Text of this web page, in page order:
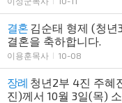
결혼 김순태 형제 (청년
결혼을 축하합니다.
이용훈목사 10-08
장례 청년2부 4진 주혜
진)께서 10월 3일(목)